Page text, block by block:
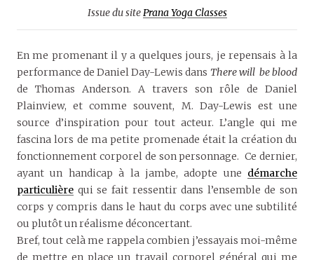
Issue du sitePrana Yoga Classes
En me promenant il y a quelques jours, je repensais à la
performance de Daniel Day-Lewis dans There will be blood
de Thomas Anderson. A travers son rôle de Daniel
Plainview, et comme souvent, M. Day-Lewis est une
source d’inspiration pour tout acteur. L’angle qui me
fascina lors de ma petite promenade était la création du
fonctionnement corporel de son personnage. Ce dernier,
ayant un handicap à la jambe, adopte une démarche
particulière qui se fait ressentir dans l’ensemble de son
corps y compris dans le haut du corps avec une subtilité
ou plutôt un réalisme déconcertant.
Bref, tout celà me rappela combien j’essayais moi-même
de mettre en place un travail corporel général qui me